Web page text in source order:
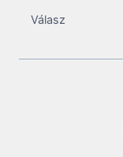
Válasz